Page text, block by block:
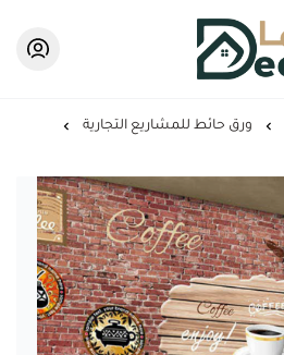
ورق حائط للمشاريع التجارية